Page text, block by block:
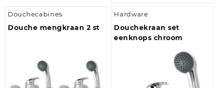
meerdere
variaties.
Deze
Douchecabines
Douche mengkraan 2 st
Hardware
Douchekraan set
eenknops chroom